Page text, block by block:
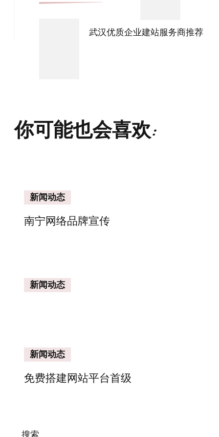
武汉优质企业建站服务商推荐
你可能也会喜欢:
新闻动态
南宁网络品牌宣传
新闻动态
新闻动态
免费搭建网站平台首级
搜索